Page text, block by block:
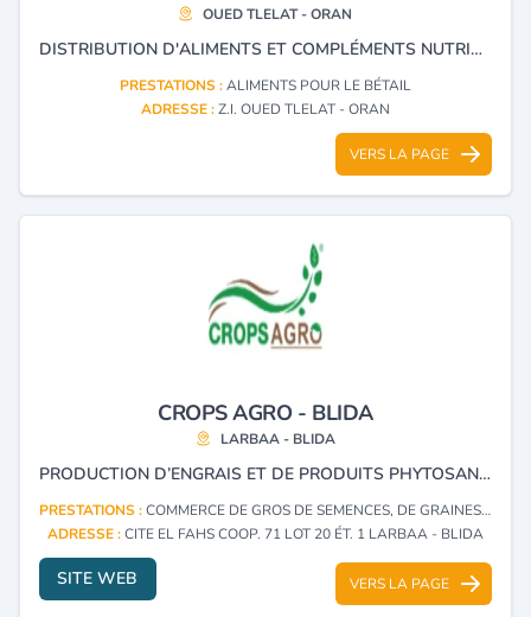
OUED TLELAT - ORAN
DISTRIBUTION D'ALIMENTS ET COMPLÉMENTS NUTRITIFS POUR BÉTAIL.
PRESTATIONS :ALIMENTS POUR LE BÉTAIL
ADRESSE :Z.I. OUED TLELAT - ORAN
VERS LA PAGE
CROPS AGRO - BLIDA
LARBAA - BLIDA
PRODUCTION D’ENGRAIS ET DE PRODUITS PHYTOSANITAIRES A USAGE AGRICOLE, AINSI QUE LE CONDITIONNEMENT D’ENGRAIS DESTINES A L’AGRICULTURE.
PRESTATIONS :COMMERCE DE GROS DE SEMENCES, DE GRAINES, PLANTS ET AUTRES PRODUITS HORTICOLES
ADRESSE :CITE EL FAHS COOP. 71 LOT 20 ÉT. 1 LARBAA - BLIDA
SITE WEB VERS LA PAGE